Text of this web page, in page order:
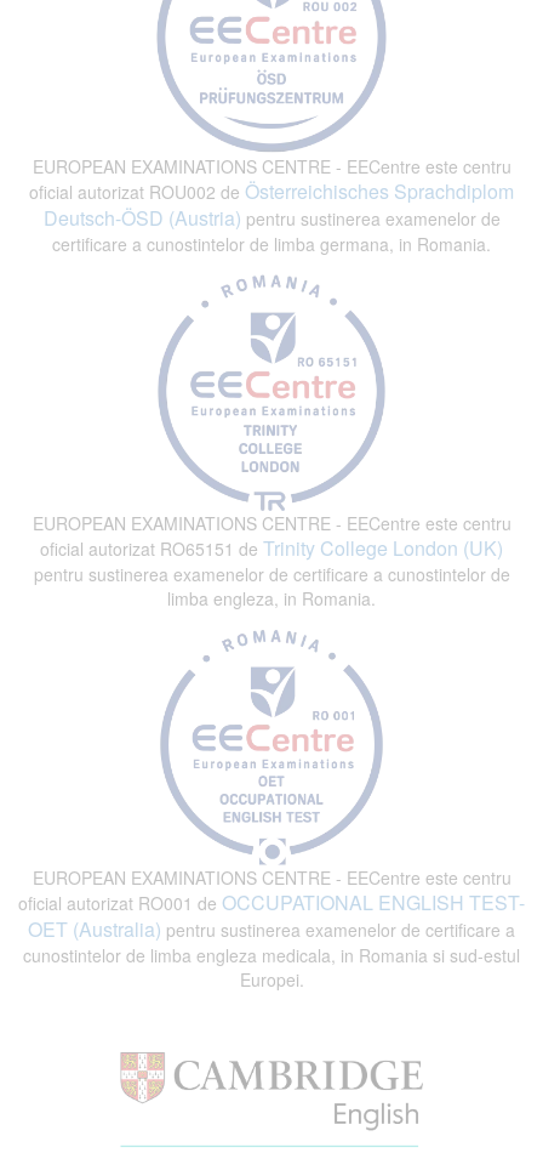
EUROPEAN EXAMINATIONS CENTRE - EECentre este centru
oficial autorizat ROU002 de Österreichisches Sprachdiplom
Deutsch-ÖSD (Austria) pentru sustinerea examenelor de
certificare a cunostintelor de limba germana, in Romania.
EUROPEAN EXAMINATIONS CENTRE - EECentre este centru
oficial autorizat RO65151 de Trinity College London (UK)
pentru sustinerea examenelor de certificare a cunostintelor de
limba engleza, in Romania.
EUROPEAN EXAMINATIONS CENTRE - EECentre este centru
oficial autorizat RO001 de OCCUPATIONAL ENGLISH TEST-
OET (Australia) pentru sustinerea examenelor de certificare a
cunostintelor de limba engleza medicala, in Romania si sud-estul
Europei.